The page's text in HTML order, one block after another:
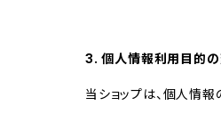
3. 個人情報利用目的
当ショップは、個人情